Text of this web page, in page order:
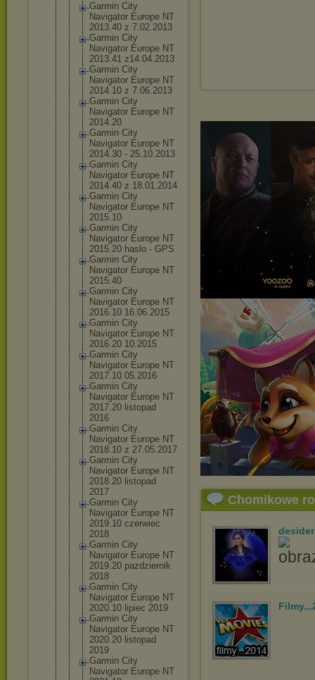
Garmin City
Navigator Europe NT
2013.40 z 7.02.2013
Garmin City
Navigator Europe NT
2013.41 z14.04.2013
Garmin City
Navigator Europe NT
2014.10 z 7.06.2013
Garmin City
Navigator Europe NT
2014.20
Garmin City
Navigator Europe NT
2014.30 - 25.10.2013
Garmin City
Navigator Europe NT
2014.40 z 18.01.2014
Garmin City
Navigator Europe NT
2015.10
Garmin City
Navigator Europe NT
2015.20 haslo - GPS
Garmin City
Navigator Europe NT
2015.40
Garmin City
Navigator Europe NT
2016.10 16.06.2015
Garmin City
Navigator Europe NT
2016.20 10.2015
Garmin City
Navigator Europe NT
2017.10 05.2016
Garmin City
Navigator Europe NT
2017.20 listopad
2016
Garmin City
Navigator Europe NT
2018.10 z 27.05.2017
Garmin City
Navigator Europe NT
2018.20 listopad
2017
Garmin City
Navigator Europe NT
2019.10 czerwiec
2018
Garmin City
Navigator Europe NT
2019.20 pazdziernik
2018
Garmin City
Navigator Europe NT
2020.10 lipiec 2019
Garmin City
Navigator Europe NT
2020.20 listopad
2019
Garmin City
Navigator Europe NT
Chomikowe